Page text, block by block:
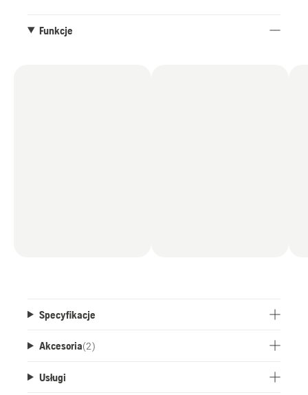
mocy do ciężaru, niezawodny rozruch i
Funkcje
Specyfikacje
Akcesoria(2)
Usługi